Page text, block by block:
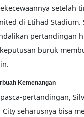
setelah
di Etihad Stadium.
pertandingan
buruk
Kemenangan
pertandingan,
seharusnya bisa